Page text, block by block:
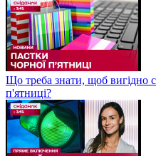
Що треба знати, щоб вигідно
п'ятниці?